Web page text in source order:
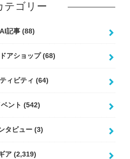
テゴリー
AI記事 (88)
アショップ(68)
ィビティ (64)
ント (542)
タビュー (3)
ア (2,319)